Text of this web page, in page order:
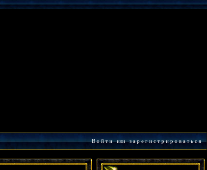
В о й т иилиз а р е г и с т р и р о в а т ь с я